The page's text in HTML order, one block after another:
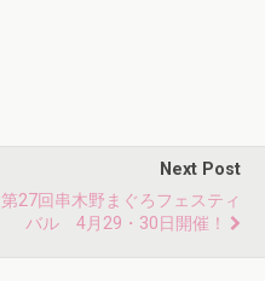
Next Post
第27回串木野まぐろフェスティ
バル 4月29・30日開催！